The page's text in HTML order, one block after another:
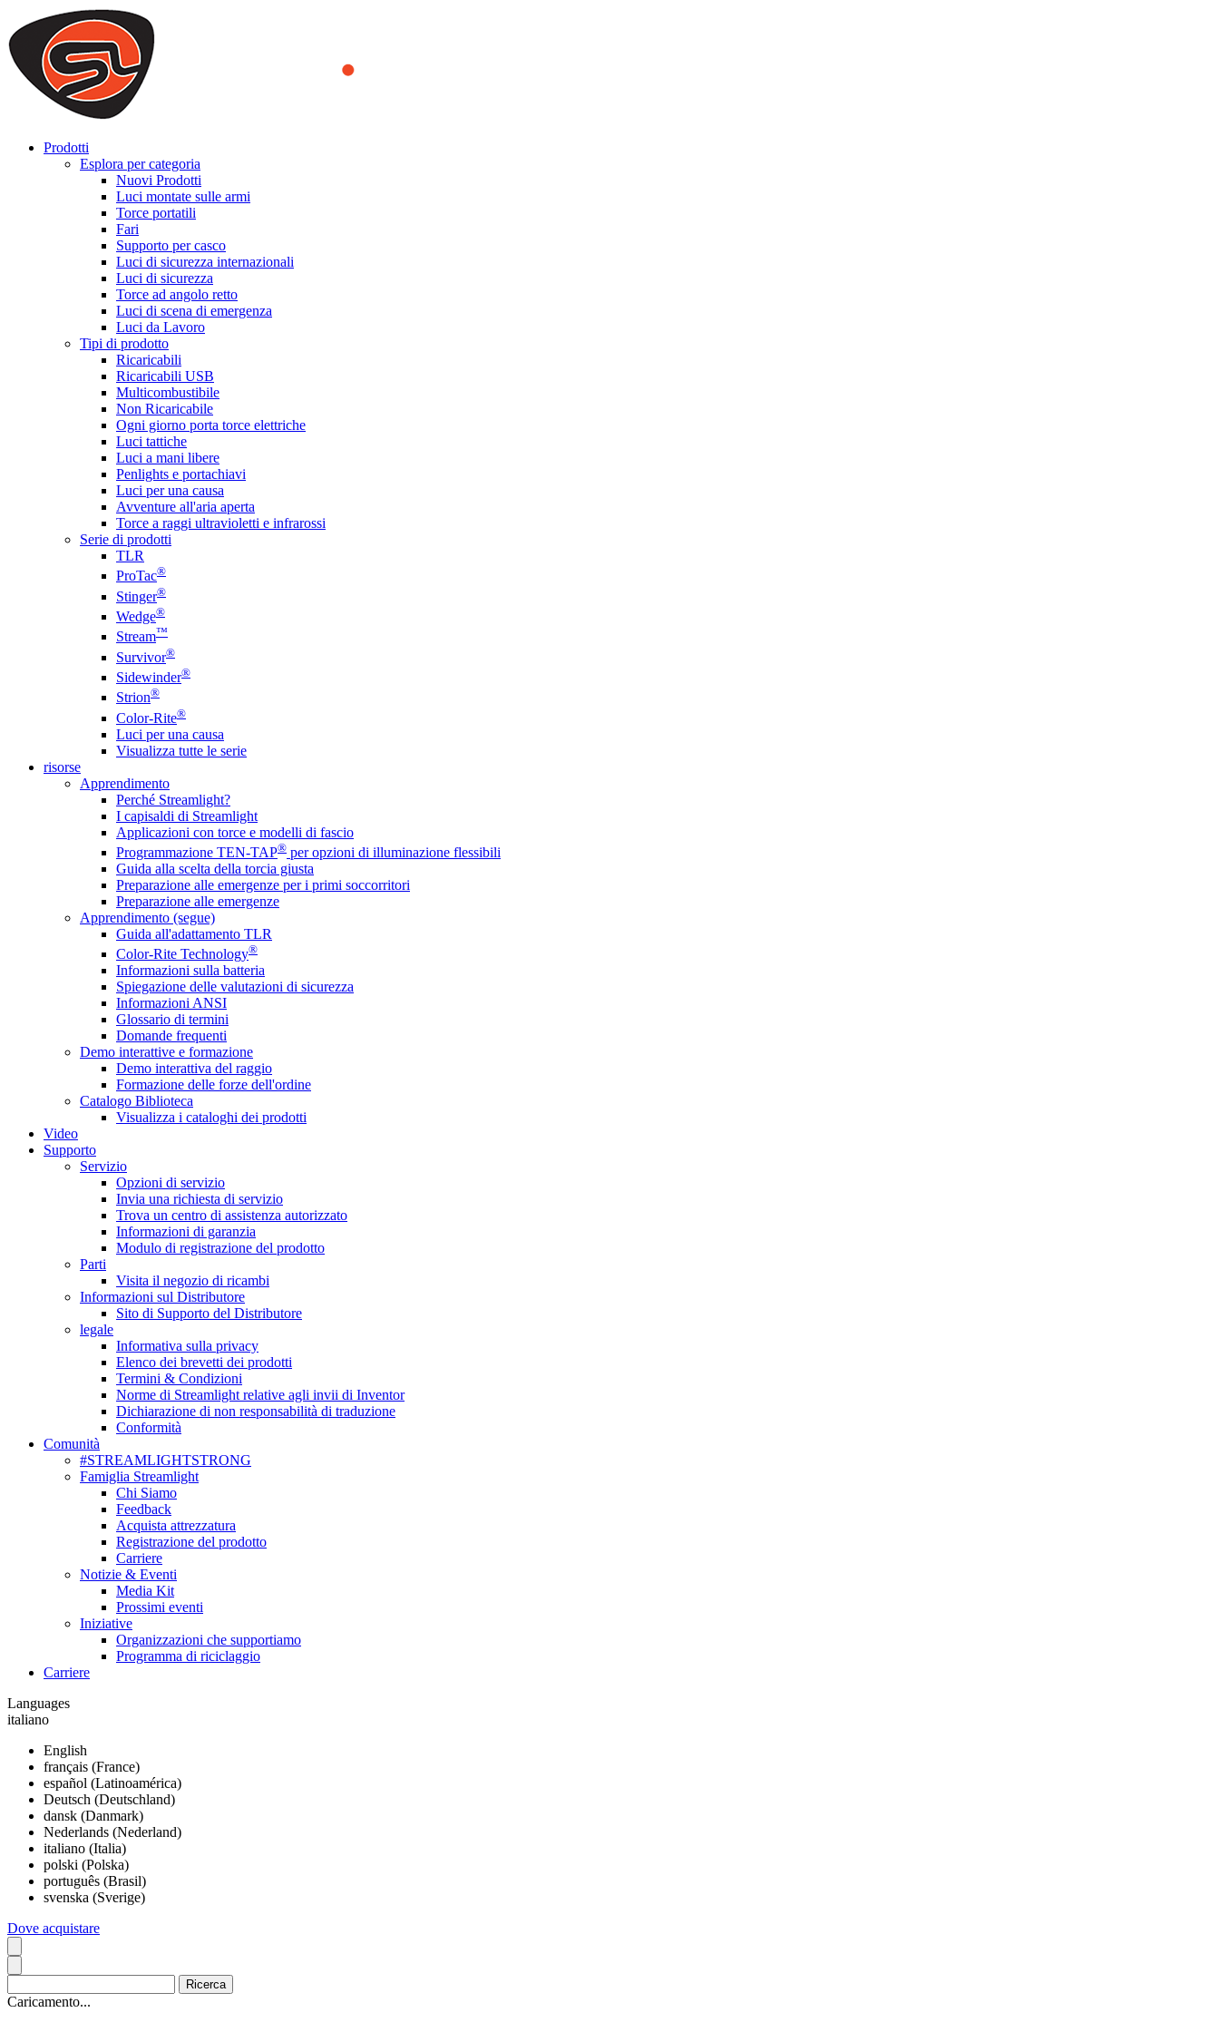
We use cookies to ensure that we provide you the best experience on our website. By continuing to browse this website, you accept that cookies are used to help us analyze how the website is used and to offer
you a better experience. To learn more or to find out how you can disable cookies, you can access our
ACCEPT AND CLOSE
Prodotti
Esplora per categoria
Nuovi Prodotti
Luci montate sulle armi
Torce portatili
Fari
Supporto per casco
Luci di sicurezza internazionali
Luci di sicurezza
Torce ad angolo retto
Luci di scena di emergenza
Luci da Lavoro
Tipi di prodotto
Ricaricabili
Ricaricabili USB
Multicombustibile
Non Ricaricabile
Ogni giorno porta torce elettriche
Luci tattiche
Luci a mani libere
Penlights e portachiavi
Luci per una causa
Avventure all'aria aperta
Torce a raggi ultravioletti e infrarossi
Serie di prodotti
TLR
ProTac®
Stinger®
Wedge®
Stream™
Survivor®
Sidewinder®
Strion®
Color-Rite®
Luci per una causa
Visualizza tutte le serie
risorse
Apprendimento
Perché Streamlight?
I capisaldi di Streamlight
Applicazioni con torce e modelli di fascio
Programmazione TEN-TAP® per opzioni di illuminazione flessibili
Guida alla scelta della torcia giusta
Preparazione alle emergenze per i primi soccorritori
Preparazione alle emergenze
Apprendimento (segue)
Guida all'adattamento TLR
Color-Rite Technology®
Informazioni sulla batteria
Spiegazione delle valutazioni di sicurezza
Informazioni ANSI
Glossario di termini
Domande frequenti
Demo interattive e formazione
Demo interattiva del raggio
Formazione delle forze dell'ordine
Catalogo Biblioteca
Visualizza i cataloghi dei prodotti
Video
Supporto
Servizio
Opzioni di servizio
Invia una richiesta di servizio
Trova un centro di assistenza autorizzato
Informazioni di garanzia
Modulo di registrazione del prodotto
Parti
Visita il negozio di ricambi
Informazioni sul Distributore
Sito di Supporto del Distributore
legale
Informativa sulla privacy
Elenco dei brevetti dei prodotti
Termini & Condizioni
Norme di Streamlight relative agli invii di Inventor
Dichiarazione di non responsabilità di traduzione
Conformità
Comunità
#STREAMLIGHTSTRONG
Famiglia Streamlight
Chi Siamo
Feedback
Acquista attrezzatura
Registrazione del prodotto
Carriere
Notizie & Eventi
Media Kit
Prossimi eventi
Iniziative
Organizzazioni che supportiamo
Programma di riciclaggio
Carriere
Languages
italiano
English
français (France)
español (Latinoamérica)
Deutsch (Deutschland)
dansk (Danmark)
Nederlands (Nederland)
italiano (Italia)
polski (Polska)
português (Brasil)
svenska (Sverige)
Dove acquistare
Caricamento...